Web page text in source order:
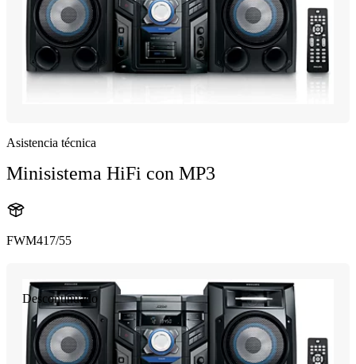
Asistencia técnica
Minisistema HiFi con MP3
FWM417/55
Descontinuado